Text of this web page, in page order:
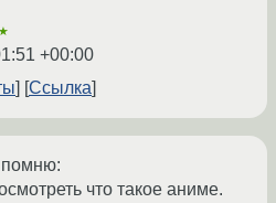
+00:00
Ссылка
помню:
что такое аниме.